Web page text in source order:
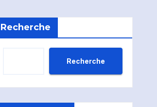
Recherche
Recherche